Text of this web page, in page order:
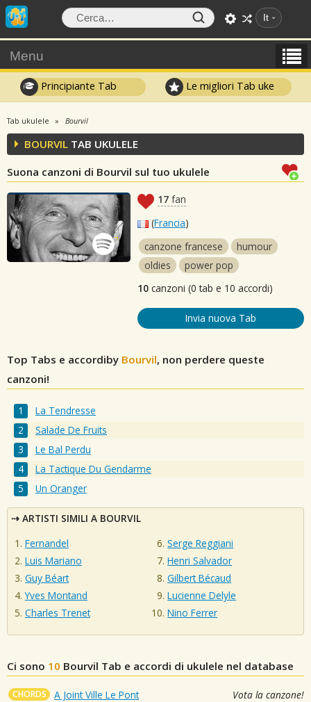
It
Menu
Principiante Tab Le migliori Tab uke
Tab ukulele Bourvil
BOURVIL TAB UKULELE
Suona canzoni di Bourvil sul tuo ukulele
17 fan
(Francia)
canzone francese
humour
oldies
power pop
10 canzoni (0 tab e 10 accordi)
Invia nuova Tab
Top Tabs e accordiby Bourvil, non perdere queste
canzoni!
La Tendresse
Salade De Fruits
Le Bal Perdu
La Tactique Du Gendarme
Un Oranger
ARTISTI SIMILI A BOURVIL
Fernandel
Luis Mariano
Guy Béart
Yves Montand
Charles Trenet
Serge Reggiani
Henri Salvador
Gilbert Bécaud
Lucienne Delyle
Nino Ferrer
Ci sono 10 Bourvil Tab e accordi di ukulele nel database
CHORDS A Joint Ville Le Pont Vota la canzone!